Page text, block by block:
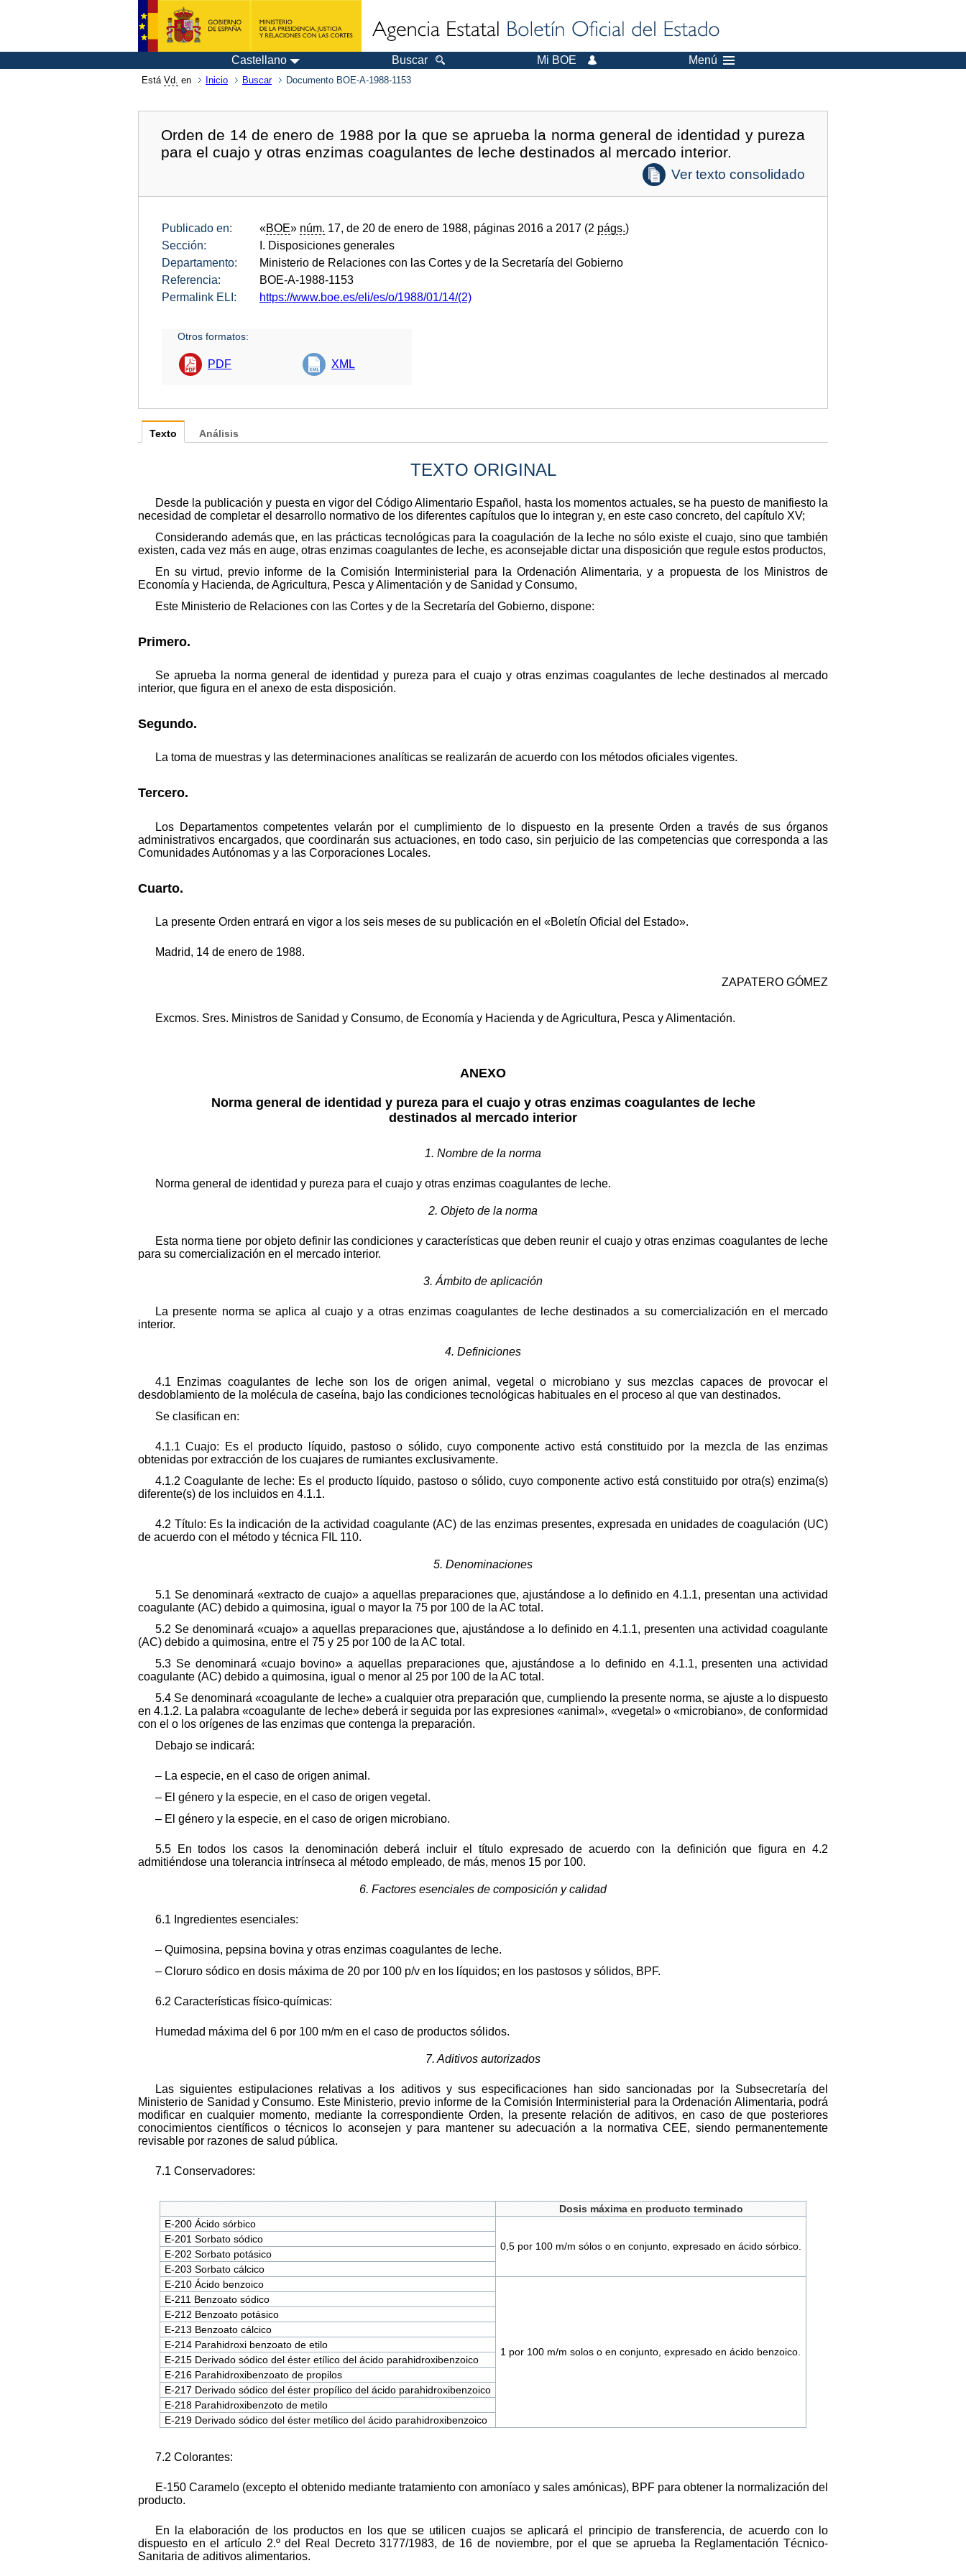
Castellano Buscar Mi BOE Menú
Está Vd. en Inicio Buscar Documento BOE-A-1988-1153
Orden de 14 de enero de 1988 por la que se aprueba la norma general de identidad y pureza
para el cuajo y otras enzimas coagulantes de leche destinados al mercado interior.
Ver texto consolidado
Publicado en: «BOE» núm. 17, de 20 de enero de 1988, páginas 2016 a 2017 (2 págs.)
Sección:
I. Disposiciones generales
Departamento:
Ministerio de Relaciones con las Cortes y de la Secretaría del Gobierno
Referencia:
BOE-A-1988-1153
Permalink ELI:
https://www.boe.es/eli/es/o/1988/01/14/(2)
Otros formatos:
PDF XML
Texto
TEXTO ORIGINAL
Desde la publicación y puesta en vigor del Código Alimentario Español, hasta los momentos actuales, se ha puesto de manifiesto la
necesidad de completar el desarrollo normativo de los diferentes capítulos que lo integran y, en este caso concreto, del capítulo XV;
Considerando además que, en las prácticas tecnológicas para la coagulación de la leche no sólo existe el cuajo, sino que también
existen, cada vez más en auge, otras enzimas coagulantes de leche, es aconsejable dictar una disposición que regule estos productos,
En su virtud, previo informe de la Comisión Interministerial para la Ordenación Alimentaria, y a propuesta de los Ministros de
Economía y Hacienda, de Agricultura, Pesca y Alimentación y de Sanidad y Consumo,
Este Ministerio de Relaciones con las Cortes y de la Secretaría del Gobierno, dispone:
Primero.
Se aprueba la norma general de identidad y pureza para el cuajo y otras enzimas coagulantes de leche destinados al mercado
interior, que figura en el anexo de esta disposición.
Segundo.
La toma de muestras y las determinaciones analíticas se realizarán de acuerdo con los métodos oficiales vigentes.
Tercero.
Los Departamentos competentes velarán por el cumplimiento de lo dispuesto en la presente Orden a través de sus órganos
administrativos encargados, que coordinarán sus actuaciones, en todo caso, sin perjuicio de las competencias que corresponda a las
Comunidades Autónomas y a las Corporaciones Locales.
Cuarto.
La presente Orden entrará en vigor a los seis meses de su publicación en el «Boletín Oficial del Estado».
Madrid, 14 de enero de 1988.
ZAPATERO GÓMEZ
Excmos. Sres. Ministros de Sanidad y Consumo, de Economía y Hacienda y de Agricultura, Pesca y Alimentación.
ANEXO
Norma general de identidad y pureza para el cuajo y otras enzimas coagulantes de leche
destinados al mercado interior
1. Nombre de la norma
Norma general de identidad y pureza para el cuajo y otras enzimas coagulantes de leche.
2. Objeto de la norma
Esta norma tiene por objeto definir las condiciones y características que deben reunir el cuajo y otras enzimas coagulantes de leche
para su comercialización en el mercado interior.
3. Ámbito de aplicación
La presente norma se aplica al cuajo y a otras enzimas coagulantes de leche destinados a su comercialización en el mercado
interior.
4. Definiciones
4.1 Enzimas coagulantes de leche son los de origen animal, vegetal o microbiano y sus mezclas capaces de provocar el
desdoblamiento de la molécula de caseína, bajo las condiciones tecnológicas habituales en el proceso al que van destinados.
Se clasifican en:
4.1.1 Cuajo: Es el producto líquido, pastoso o sólido, cuyo componente activo está constituido por la mezcla de las enzimas
obtenidas por extracción de los cuajares de rumiantes exclusivamente.
4.1.2 Coagulante de leche: Es el producto líquido, pastoso o sólido, cuyo componente activo está constituido por otra(s) enzima(s)
diferente(s) de los incluidos en 4.1.1.
4.2 Título: Es la indicación de la actividad coagulante (AC) de las enzimas presentes, expresada en unidades de coagulación (UC)
de acuerdo con el método y técnica FIL 110.
5. Denominaciones
5.1 Se denominará «extracto de cuajo» a aquellas preparaciones que, ajustándose a lo definido en 4.1.1, presentan una actividad
coagulante (AC) debido a quimosina, igual o mayor la 75 por 100 de la AC total.
5.2 Se denominará «cuajo» a aquellas preparaciones que, ajustándose a lo definido en 4.1.1, presenten una actividad coagulante
(AC) debido a quimosina, entre el 75 y 25 por 100 de la AC total.
5.3 Se denominará «cuajo bovino» a aquellas preparaciones que, ajustándose a lo definido en 4.1.1, presenten una actividad
coagulante (AC) debido a quimosina, igual o menor al 25 por 100 de la AC total.
5.4 Se denominará «coagulante de leche» a cualquier otra preparación que, cumpliendo la presente norma, se ajuste a lo dispuesto
en 4.1.2. La palabra «coagulante de leche» deberá ir seguida por las expresiones «animal», «vegetal» o «microbiano», de conformidad
con el o los orígenes de las enzimas que contenga la preparación.
Debajo se indicará:
– La especie, en el caso de origen animal.
– El género y la especie, en el caso de origen vegetal.
– El género y la especie, en el caso de origen microbiano.
5.5 En todos los casos la denominación deberá incluir el título expresado de acuerdo con la definición que figura en 4.2
admitiéndose una tolerancia intrínseca al método empleado, de más, menos 15 por 100.
6. Factores esenciales de composición y calidad
6.1 Ingredientes esenciales:
– Quimosina, pepsina bovina y otras enzimas coagulantes de leche.
– Cloruro sódico en dosis máxima de 20 por 100 p/v en los líquidos; en los pastosos y sólidos, BPF.
6.2 Características físico-químicas:
Humedad máxima del 6 por 100 m/m en el caso de productos sólidos.
7. Aditivos autorizados
Las siguientes estipulaciones relativas a los aditivos y sus especificaciones han sido sancionadas por la Subsecretaría del
Ministerio de Sanidad y Consumo. Este Ministerio, previo informe de la Comisión Interministerial para la Ordenación Alimentaria, podrá
modificar en cualquier momento, mediante la correspondiente Orden, la presente relación de aditivos, en caso de que posteriores
conocimientos científicos o técnicos lo aconsejen y para mantener su adecuación a la normativa CEE, siendo permanentemente
revisable por razones de salud pública.
7.1 Conservadores:
Dosis máxima en producto terminado
E-200 Ácido sórbico
0,5 por 100 m/m sólos o en conjunto, expresado en ácido sórbico.
E-201 Sorbato sódico
E-202 Sorbato potásico
E-203 Sorbato cálcico
E-210 Ácido benzoico
1 por 100 m/m solos o en conjunto, expresado en ácido benzoico.
E-211 Benzoato sódico
E-212 Benzoato potásico
E-213 Benzoato cálcico
E-214 Parahidroxi benzoato de etilo
E-215 Derivado sódico del éster etílico del ácido parahidroxibenzoico
E-216 Parahidroxibenzoato de propilos
E-217 Derivado sódico del éster propílico del ácido parahidroxibenzoico
E-218 Parahidroxibenzoto de metilo
E-219 Derivado sódico del éster metílico del ácido parahidroxibenzoico
7.2 Colorantes:
E-150 Caramelo (excepto el obtenido mediante tratamiento con amoníaco y sales amónicas), BPF para obtener la normalización del
producto.
En la elaboración de los productos en los que se utilicen cuajos se aplicará el principio de transferencia, de acuerdo con lo
dispuesto en el artículo 2.º del Real Decreto 3177/1983, de 16 de noviembre, por el que se aprueba la Reglamentación Técnico-
Sanitaria de aditivos alimentarios.
Análisis